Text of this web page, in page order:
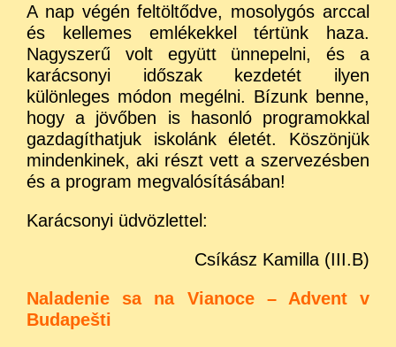
A nap végén feltöltődve, mosolygós arccal
és kellemes emlékekkel tértünk haza.
Nagyszerű volt együtt ünnepelni, és a
karácsonyi időszak kezdetét ilyen
különleges módon megélni. Bízunk benne,
hogy a jövőben is hasonló programokkal
gazdagíthatjuk iskolánk életét. Köszönjük
mindenkinek, aki részt vett a szervezésben
és a program megvalósításában!
Karácsonyi üdvözlettel:
Csíkász Kamilla (III.B)
Naladenie sa na Vianoce – Advent v
Budapešti